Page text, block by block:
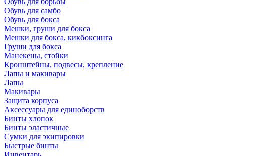
Обувь для самбо
Обувь для бокса
Мешки, груши для бокса
Мешки для бокса, кикбоксинга
Груши для бокса
Манекены, стойки
Кронштейны, подвесы, крепление
Лапы и макивары
Лапы
Макивары
Защита корпуса
Аксессуары для единоборств
Бинты хлопок
Бинты эластичные
Сумки для экипировки
Быстрые бинты